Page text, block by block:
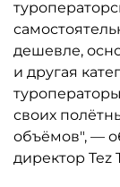
дешевле,
и другая
своих
объёмов", —
директор Tez